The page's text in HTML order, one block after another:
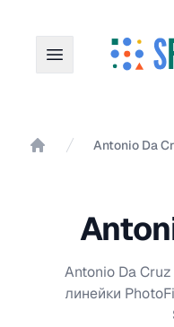
Antonio Da
Antonio Da
линейки